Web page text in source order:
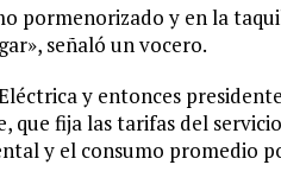
pormenorizado y en la
señaló un vocero.
y entonces
que fija las tarifas del
y el consumo promedio